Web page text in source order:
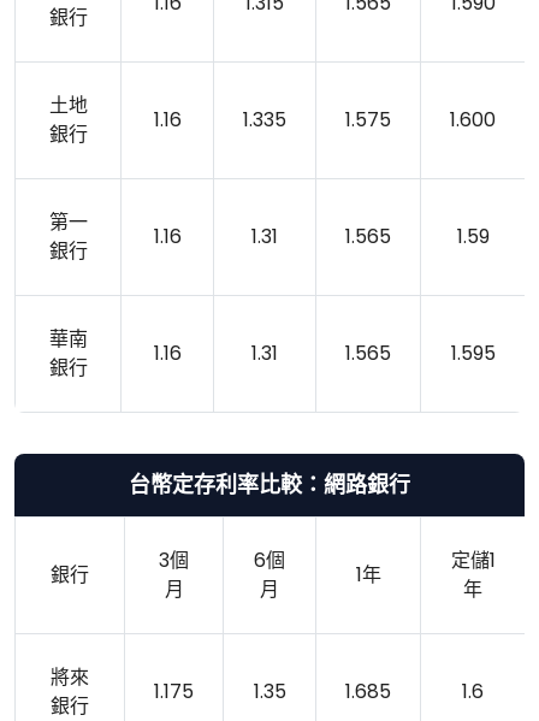
銀行
土地
銀行
1.16 1.335 1.575 1.600
第一
銀行
1.16 1.31 1.565 1.59
華南
銀行
1.16 1.31 1.565 1.595
台幣定存利率比較：網路銀行
銀行
3個
月
6個
月
1年
定儲1
年
將來
銀行
1.175 1.35 1.685 1.6